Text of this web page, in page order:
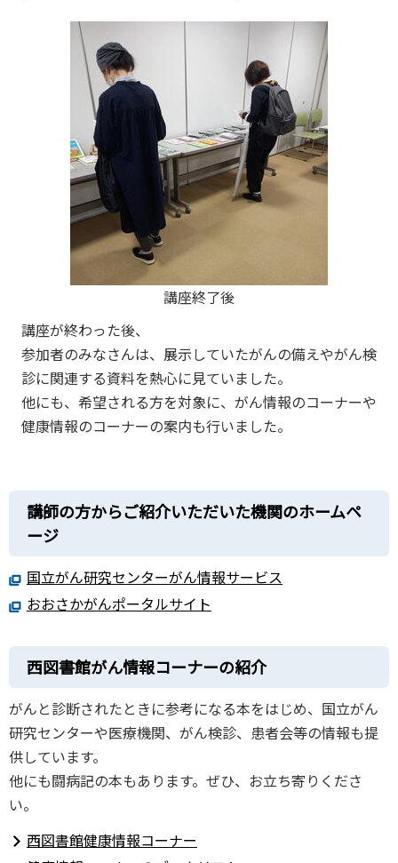
講座終了後
講座が終わった後、
参加者のみなさんは、展示していたがんの備えやがん検
診に関連する資料を熱心に見ていました。
他にも、希望される方を対象に、がん情報のコーナーや
健康情報のコーナーの案内も行いました。
講師の方からご紹介いただいた機関のホームペ
ージ
国立がん研究センターがん情報サービス
おおさかがんポータルサイト
西図書館がん情報コーナーの紹介
がんと診断されたときに参考になる本をはじめ、国立がん
研究センターや医療機関、がん検診、患者会等の情報も提
供しています。
他にも闘病記の本もあります。ぜひ、お立ち寄りくださ
い。
西図書館健康情報コーナー